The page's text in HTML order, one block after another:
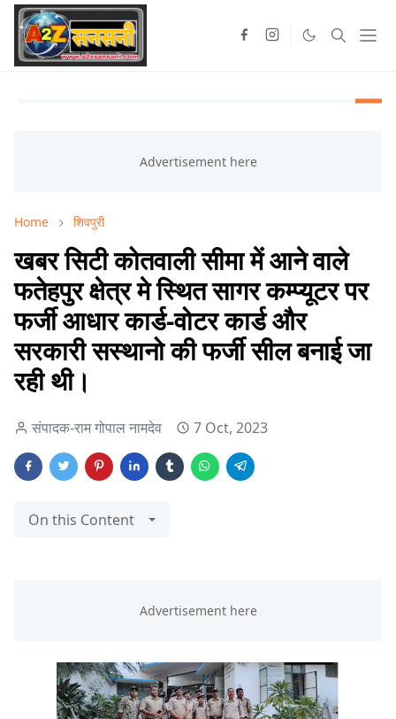
Home शिवपुरी
खबर सिटी कोतवाली सीमा में आने वाले
फतेहपुर क्षेत्र मे स्थित सागर कम्प्यूटर पर
फर्जी आधार कार्ड-वोटर कार्ड और
सरकारी सस्थानो की फर्जी सील बनाई जा
रही थी।
संपादक-राम गोपाल नामदेव 7 Oct, 2023
On this Content